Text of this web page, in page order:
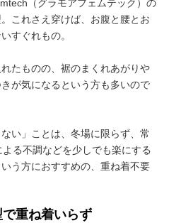
（グラモアフェムテック）の
これさえ穿けば、お腹と腰とお
すぐれもの。
たものの、裾のまくれあがりや
が気になるという方も多いので
い」ことは、冬場に限らず、常
る不調などを少しでも楽にする
う方におすすめの、重ね着不要
重ね着いらず